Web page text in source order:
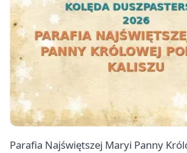
Parafia Najświętszej Maryi Panny